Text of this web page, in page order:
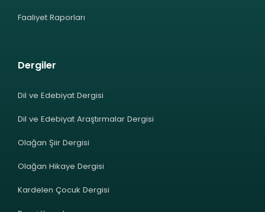
Faaliyet Raporları
Dergiler
Dil ve Edebiyat Dergisi
Dil ve Edebiyat Araştırmalar Dergisi
Olağan Şiir Dergisi
Olağan Hikaye Dergisi
Kardelen Çocuk Dergisi